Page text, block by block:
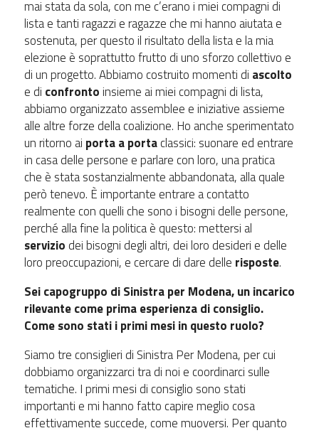
mai stata da sola, con me c’erano i miei compagni di
lista e tanti ragazzi e ragazze che mi hanno aiutata e
sostenuta, per questo il risultato della lista e la mia
elezione è soprattutto frutto di uno sforzo collettivo e
di un progetto. Abbiamo costruito momenti di ascolto
e di confrontoinsieme ai miei compagni di lista,
abbiamo organizzato assemblee e iniziative assieme
alle altre forze della coalizione. Ho anche sperimentato
un ritorno ai porta a portaclassici: suonare ed entrare
in casa delle persone e parlare con loro, una pratica
che è stata sostanzialmente abbandonata, alla quale
però tenevo. È importante entrare a contatto
realmente con quelli che sono i bisogni delle persone,
perché alla fine la politica è questo: mettersi al
servizio dei bisogni degli altri, dei loro desideri e delle
loro preoccupazioni, e cercare di dare delle risposte.
Sei capogruppo di Sinistra per Modena, un incarico
rilevante come prima esperienza di consiglio.
Come sono stati i primi mesi in questo ruolo?
Siamo tre consiglieri di Sinistra Per Modena, per cui
dobbiamo organizzarci tra di noi e coordinarci sulle
tematiche. I primi mesi di consiglio sono stati
importanti e mi hanno fatto capire meglio cosa
effettivamente succede, come muoversi. Per quanto